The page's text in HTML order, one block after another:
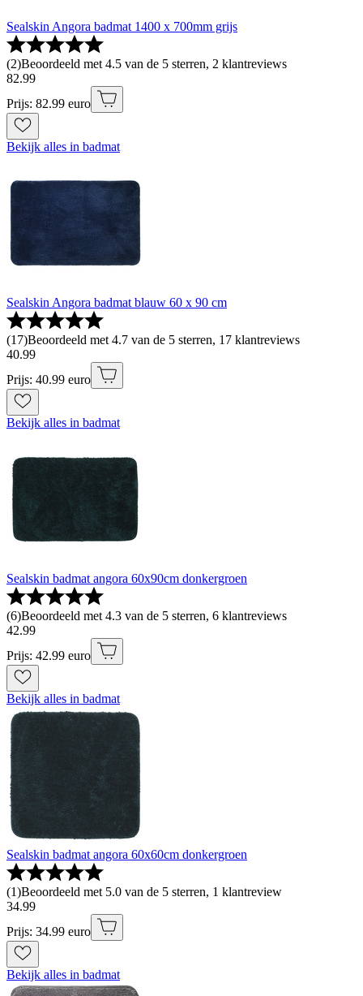
Sealskin Angora badmat 1400 x 700mm grijs
(2)Beoordeeld met 4.5 van de 5 sterren, 2 klantreviews
82.99
Prijs: 82.99 euro
Bekijk alles in badmat
Sealskin Angora badmat blauw 60 x 90 cm
(17)Beoordeeld met 4.7 van de 5 sterren, 17 klantreviews
40.99
Prijs: 40.99 euro
Bekijk alles in badmat
Sealskin badmat angora 60x90cm donkergroen
(6)Beoordeeld met 4.3 van de 5 sterren, 6 klantreviews
42.99
Prijs: 42.99 euro
Bekijk alles in badmat
Sealskin badmat angora 60x60cm donkergroen
(1)Beoordeeld met 5.0 van de 5 sterren, 1 klantreview
34.99
Prijs: 34.99 euro
Bekijk alles in badmat